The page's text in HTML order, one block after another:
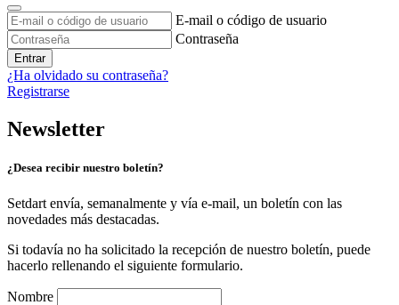
E-mail o código de usuario
Contraseña
Entrar
¿Ha olvidado su contraseña?
Registrarse
Newsletter
¿Desea recibir nuestro boletín?
Setdart envía, semanalmente y vía e-mail, un boletín con las
novedades más destacadas.
Si todavía no ha solicitado la recepción de nuestro boletín, puede
hacerlo rellenando el siguiente formulario.
Nombre